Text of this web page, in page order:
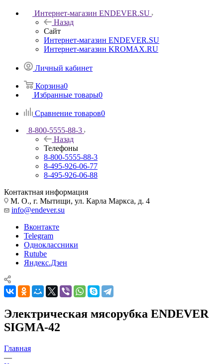
Интернет-магазин ENDEVER.SU
Назад
Сайт
Интернет-магазин ENDEVER.SU
Интернет-магазин KROMAX.RU
Личный кабинет
Корзина0
Избранные товары0
Сравнение товаров0
8-800-5555-88-3
Назад
Телефоны
8-800-5555-88-3
8-495-926-06-77
8-495-926-06-88
Контактная информация
М. О., г. Мытищи, ул. Карла Маркса, д. 4
info@endever.su
Вконтакте
Telegram
Одноклассники
Rutube
Яндекс.Дзен
Электрическая мясорубка ENDEVER
SIGMA-42
Главная
—